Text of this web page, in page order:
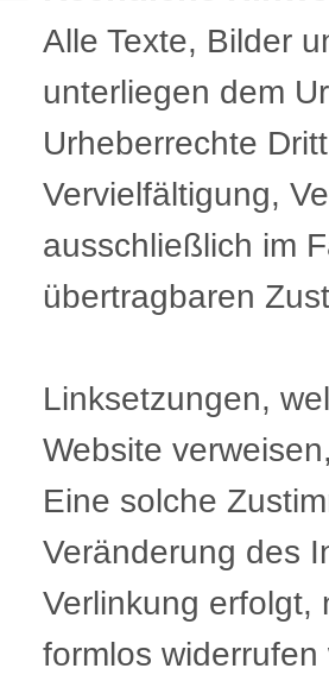
Alle Texte, Bilder
unterliegen dem
Urheberrechte
Vervielfältigung,
ausschließlich im
übertragbaren
Linksetzungen,
Website
Eine solche
Veränderung des
Verlinkung erfolgt,
formlos